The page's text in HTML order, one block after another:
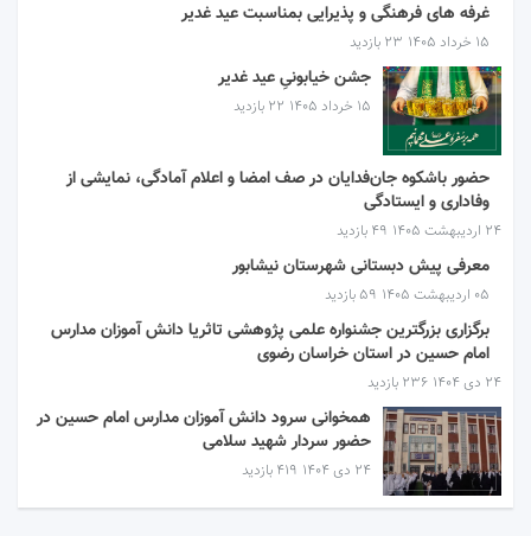
غرفه های فرهنگی و پذیرایی بمناسبت عید غدیر
۱۵ خرداد ۱۴۰۵ 23 بازدید
جشن خیابونیِ عید غدیر
۱۵ خرداد ۱۴۰۵ 22 بازدید
حضور باشکوه جان‌فدایان در صف امضا و اعلام آمادگی، نمایشی از
وفاداری و ایستادگی
۲۴ اردیبهشت ۱۴۰۵ 49 بازدید
معرفی پیش دبستانی شهرستان نیشابور
۰۵ اردیبهشت ۱۴۰۵ 59 بازدید
برگزاری بزرگترین جشنواره علمی پژوهشی تاثریا دانش آموزان مدارس
امام حسین در استان خراسان رضوی
۲۴ دی ۱۴۰۴ 236 بازدید
همخوانی سرود دانش آموزان مدارس امام حسین در
حضور سردار شهید سلامی
۲۴ دی ۱۴۰۴ 419 بازدید